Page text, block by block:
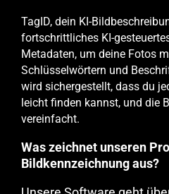
TagID, dein KI-
fortschrittliches KI-
Metadaten, um deine Fotos
Schlüsselwörtern und
wird sichergestellt, dass du
leicht finden kannst, und die
vereinfacht.
Was zeichnet unseren
Bildkennzeichnung aus?